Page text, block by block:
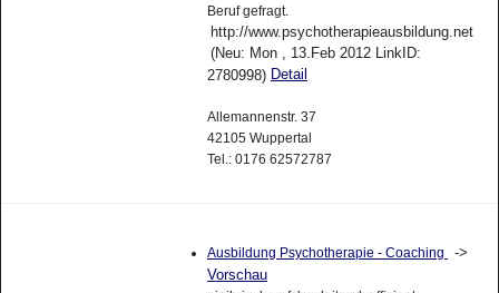
Beruf gefragt.
http://www.psychotherapieausbildung.net
(Neu: Mon , 13.Feb 2012 LinkID:
2780998) Detail
Allemannenstr. 37
42105 Wuppertal
Tel.: 0176 62572787
Ausbildung Psychotherapie - Coaching
->
Vorschau